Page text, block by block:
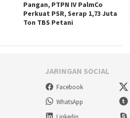
Pangan, PTPN IV PalmCo
Perkuat PSR, Serap 1,73 Juta
Ton TBS Petani
JARINGAN SOCIAL
Facebook
WhatsApp